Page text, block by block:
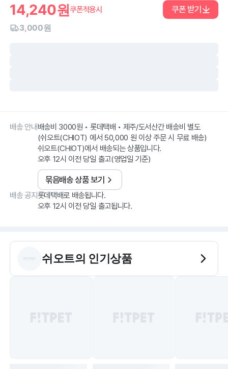
14,240원쿠폰적용시 쿠폰 받기
3,000원
배송 안내배송비 3000원 • 롯데택배 • 제주/도서산간 배송비 별도
(쉬오트(CHIOT) 에서 50,000 원 이상 주문 시 무료 배송)
쉬오트(CHIOT)에서 배송되는 상품입니다.
오후 12시 이전 당일 출고(영업일 기준)
묶음배송 상품 보기
배송 공지롯데택배로 배송됩니다.
오후 12시 이전 당일 출고됩니다.
쉬오트의 인기상품